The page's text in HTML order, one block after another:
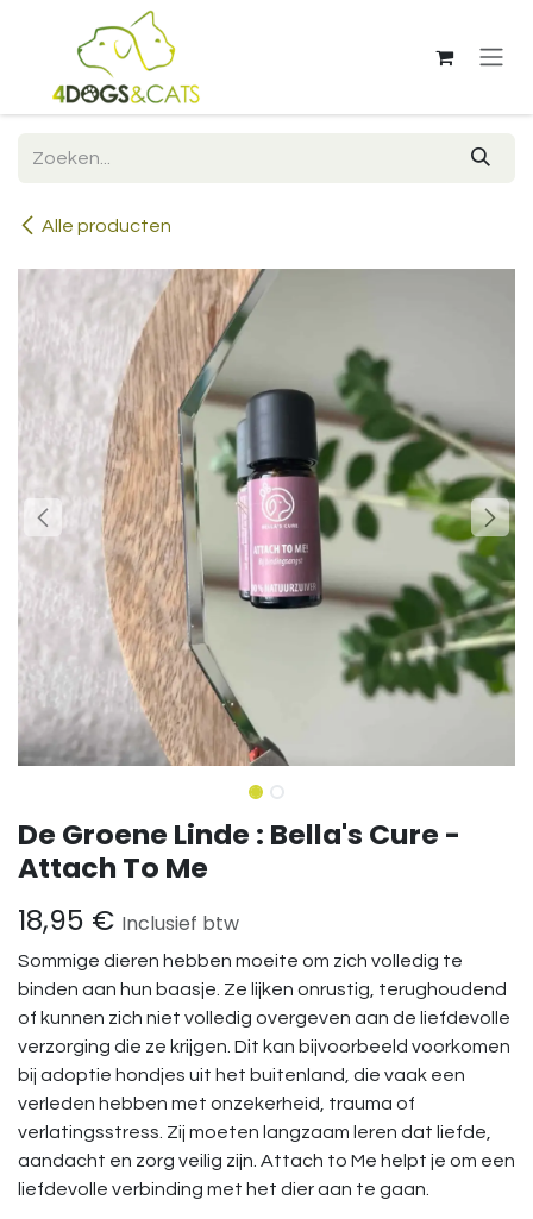
Overslaan naar inhoud
Alle producten
De Groene Linde : Bella's Cure -
Attach To Me
18,95 € Inclusief btw
Sommige dieren hebben moeite om zich volledig te
binden aan hun baasje. Ze lijken onrustig, terughoudend
of kunnen zich niet volledig overgeven aan de liefdevolle
verzorging die ze krijgen. Dit kan bijvoorbeeld voorkomen
bij adoptie hondjes uit het buitenland, die vaak een
verleden hebben met onzekerheid, trauma of
verlatingsstress. Zij moeten langzaam leren dat liefde,
aandacht en zorg veilig zijn. Attach to Me helpt je om een
liefdevolle verbinding met het dier aan te gaan.